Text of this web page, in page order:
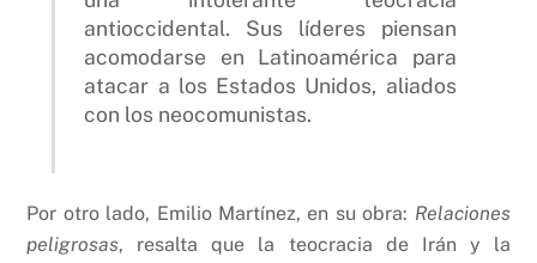
antioccidental. Sus líderes piensan
acomodarse en Latinoamérica para
atacar a los Estados Unidos, aliados
con los neocomunistas.
Por otro lado, Emilio Martínez, en su obra: Relaciones
peligrosas, resalta que la teocracia de Irán y la